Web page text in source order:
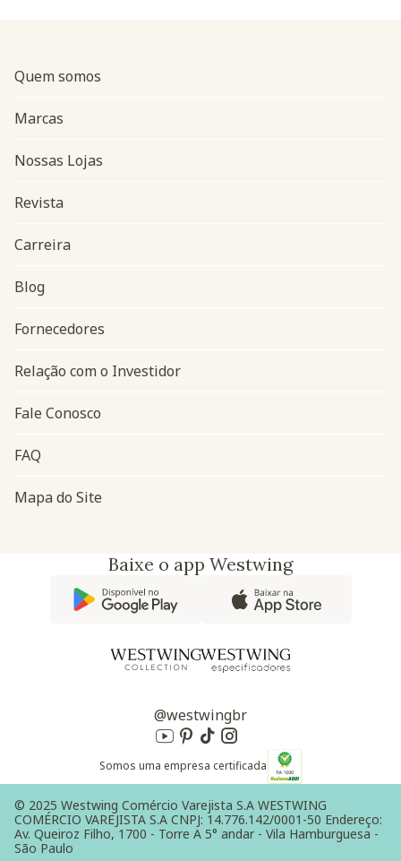
Navegação do rodapé
Quem somos
Marcas
Nossas Lojas
Revista
Carreira
Blog
Fornecedores
Relação com o Investidor
Fale Conosco
FAQ
Mapa do Site
Baixe o app Westwing
@westwingbr
Somos uma empresa certificada
© 2025 Westwing Comércio Varejista S.A WESTWING
COMÉRCIO VAREJISTA S.A CNPJ: 14.776.142/0001-50 Endereço:
Av. Queiroz Filho, 1700 - Torre A 5° andar - Vila Hamburguesa -
São Paulo